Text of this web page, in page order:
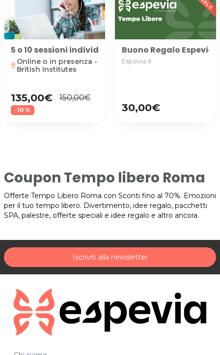
5 o 10 sessioni individuali di conversation con
location_on Online o in presenza -
British Institutes
135,00€ 150,00€
-10%
Buono Regalo
Espevia.it
30,00€
Coupon Tempo libero Roma
Offerte Tempo Libero Roma con Sconti fino al 70%. Emozioni
per il tuo tempo libero. Divertimento, idee regalo, pacchetti
SPA, palestre, offerte speciali e idee regalo e altro ancora.
Iscriviti alla newsletter